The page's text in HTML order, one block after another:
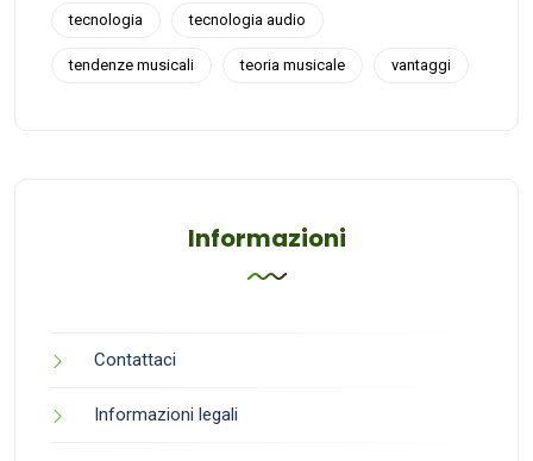
tecnologia tecnologia audio
tendenze musicali teoria musicale vantaggi
Informazioni
Contattaci
Informazioni legali